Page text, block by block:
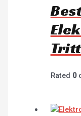
Rated 0